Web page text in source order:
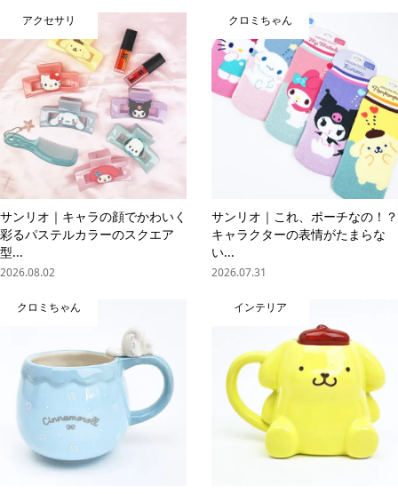
アクセサリ
サンリオ｜キャラの顔でかわいく
彩るパステルカラーのスクエア
型...
2026.08.02
クロミちゃん
サンリオ｜これ、ポーチなの！？
キャラクターの表情がたまらな
い...
2026.07.31
クロミちゃん インテリア